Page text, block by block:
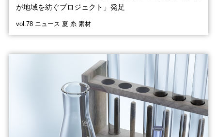
が地域を紡ぐプロジェクト」発足
vol.78 ニュース 夏 糸 素材